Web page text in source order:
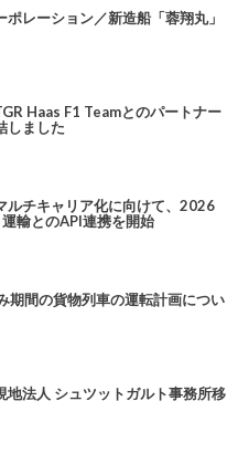
ポレーション／新造船「蓉翔丸」
Haas F1 Teamとのパートナー
しました
ルチキャリア化に向けて、2026
輸とのAPI連携を開始
期間の貨物列車の運転計画につい
地法人 シュツットガルト事務所移